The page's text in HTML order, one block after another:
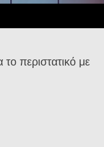
περιστατικό με